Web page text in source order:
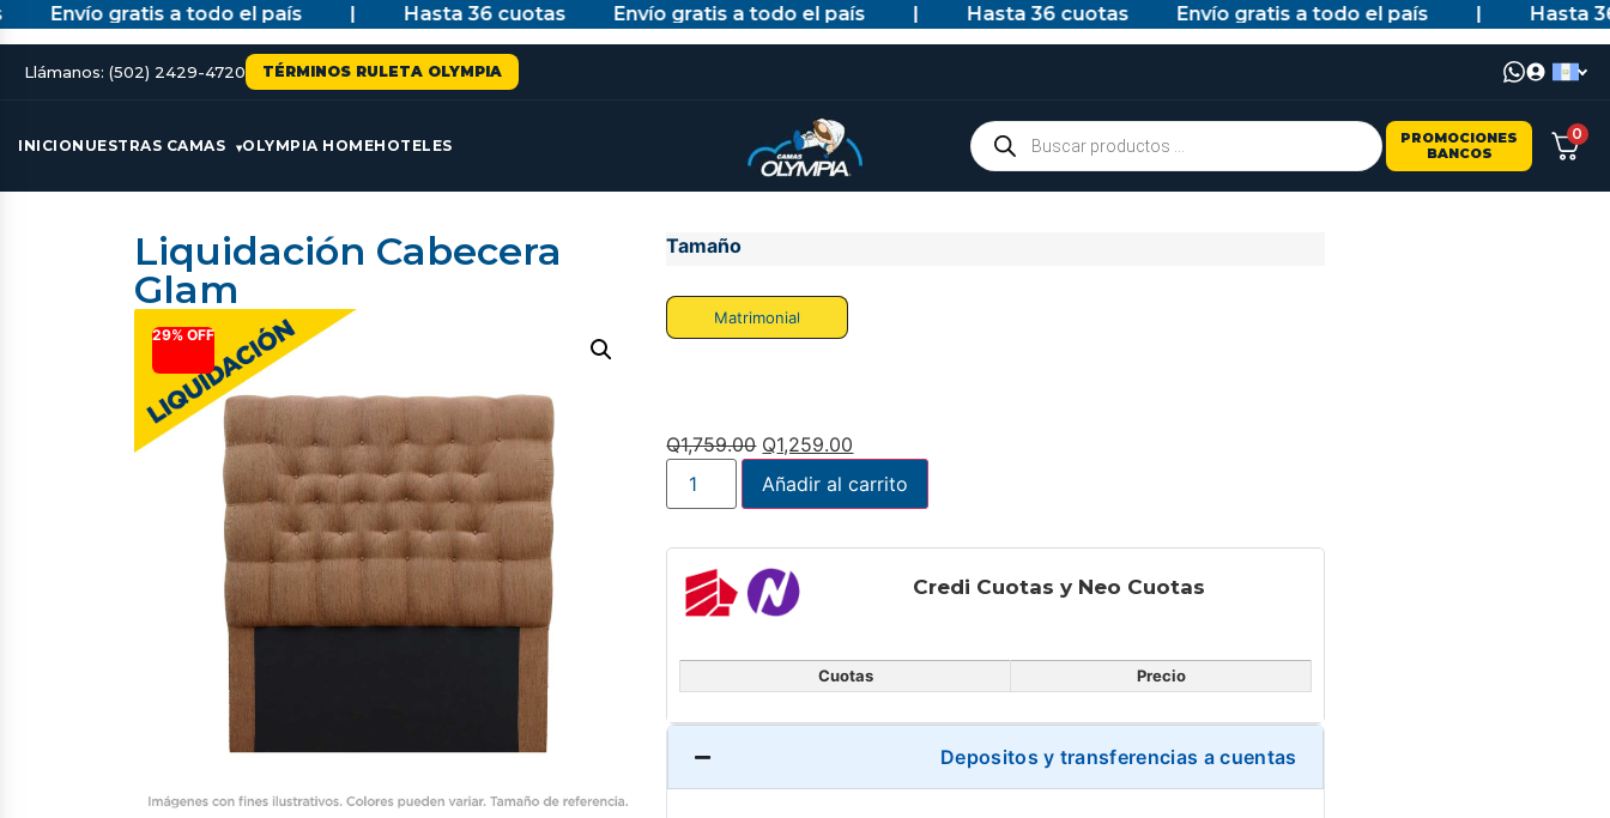
Envío gratis a todo el país Hasta 36 cuotas Envío gratis a todo el país Hasta 36 cuotas Envío gratis a todo el país Hasta 36
Llámanos: (502) 2429-4720 TÉRMINOS RULETA OLYMPIA
INICIONUESTRAS CAMAS OLYMPIA HOMEHOTELES
PROMOCIONES
BANCOS
0
Liquidación Cabecera
Glam
29% OFF
Tamaño
Matrimonial
Q1,759.00 Q1,259.00
Añadir al carrito
Credi Cuotas y Neo Cuotas
Cuotas Precio
Depositos y transferencias a cuentas